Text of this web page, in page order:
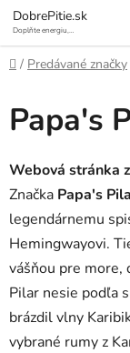
Prejsť
na
obsah
DobrePitie.sk
Doplňte energiu,
Domov
/ Predávané značky
Papa's
Webová stránka
Značka Papa's
legendárnemu
Hemingwayovi.
vášňou pre more,
Pilar nesie podľa
brázdil vlny
vybrané rumy z